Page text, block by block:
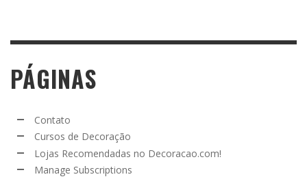
PÁGINAS
Contato
Cursos de Decoração
Lojas Recomendadas no Decoracao.com!
Manage Subscriptions